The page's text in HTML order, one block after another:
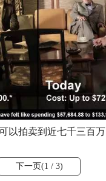
以拍卖到近七千三百万
下一页(1 / 3)